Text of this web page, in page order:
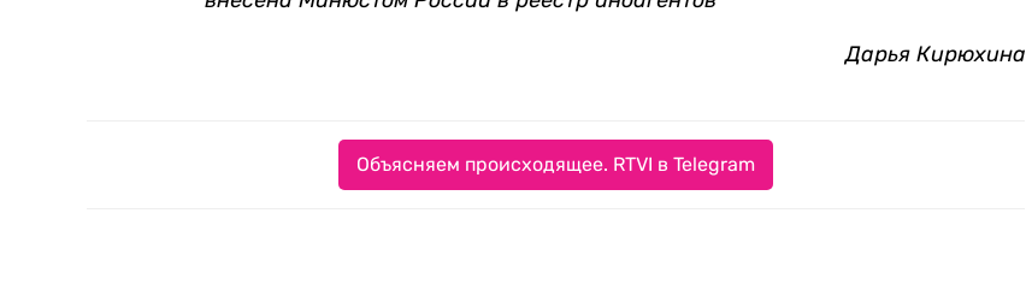
Дарья Кирюхина
Объясняем происходящее. RTVI в Telegram